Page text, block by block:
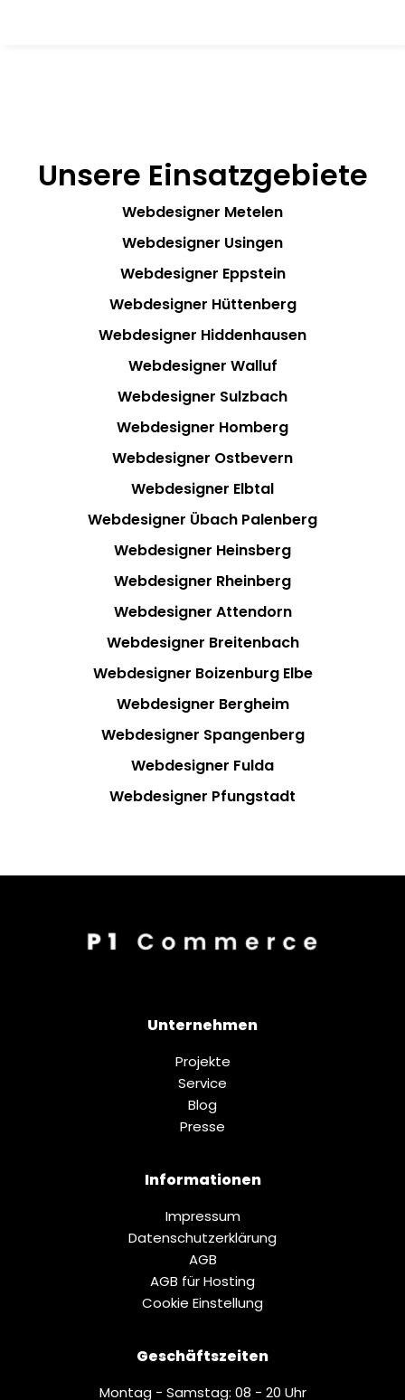
Unsere Einsatzgebiete
Webdesigner Metelen
Webdesigner Usingen
Webdesigner Eppstein
Webdesigner Hüttenberg
Webdesigner Hiddenhausen
Webdesigner Walluf
Webdesigner Sulzbach
Webdesigner Homberg
Webdesigner Ostbevern
Webdesigner Elbtal
Webdesigner Übach Palenberg
Webdesigner Heinsberg
Webdesigner Rheinberg
Webdesigner Attendorn
Webdesigner Breitenbach
Webdesigner Boizenburg Elbe
Webdesigner Bergheim
Webdesigner Spangenberg
Webdesigner Fulda
Webdesigner Pfungstadt
Unternehmen
Projekte
Service
Blog
Presse
Informationen
Impressum
Datenschutz­erklärung
AGB
AGB für Hosting
Cookie Einstellung
Geschäftszeiten
Montag - Samstag: 08 - 20 Uhr